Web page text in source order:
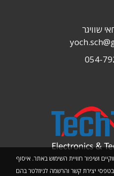
ושיפור חוויית השימוש באתר. איסוף
יצירת קשר והרשמה לניוזלטר בהם
שוויגר
054-